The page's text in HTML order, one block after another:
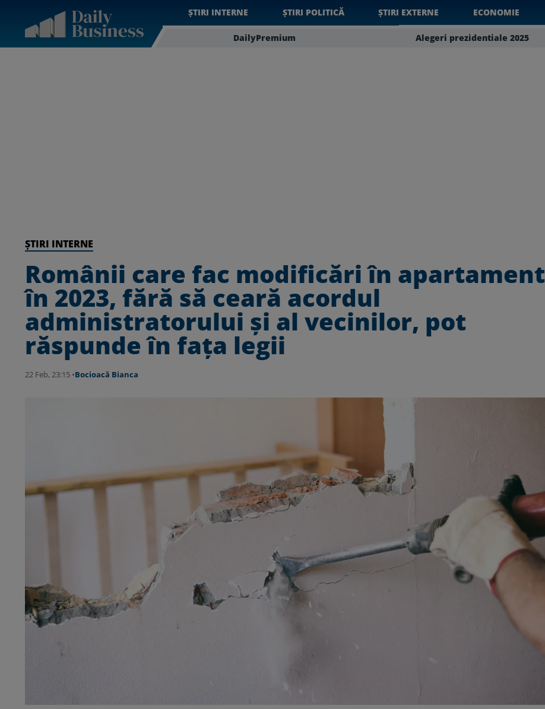
ȘTIRI INTERNE ȘTIRI POLITICĂ ȘTIRI EXTERNE ECONOMIE
DailyPremium Alegeri prezidentiale 2025
ȘTIRI INTERNE
Românii care fac modificări în apartament
în 2023, fără să ceară acordul
administratorului și al vecinilor, pot
răspunde în fața legii
22 Feb, 23:15 •Bocioacă Bianca